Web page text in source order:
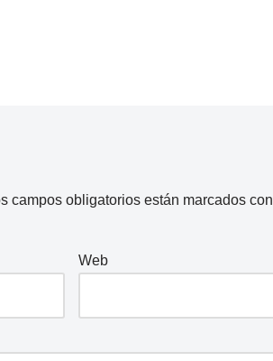
campos obligatorios están marcados con
Web